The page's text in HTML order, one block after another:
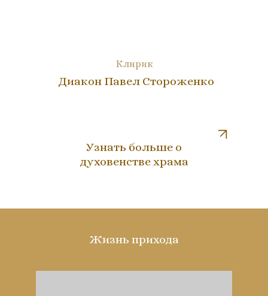
Клирик
Диакон Павел Стороженко
Узнать больше о
духовенстве храма
Жизнь прихода